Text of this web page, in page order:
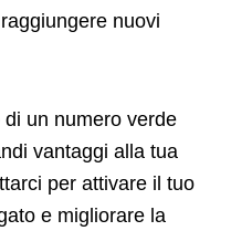
nuovi
di un numero verde
vantaggi alla tua
per attivare il tuo
e migliorare la